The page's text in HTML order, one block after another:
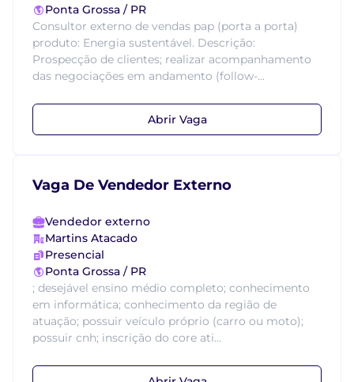
Ponta Grossa / PR
Consultor externo de vendas pap (porta a porta)
produto: Energia sustentável. Descrição:
Prospecção de clientes; realizar acompanhamento
das negociações em andamento (follow-...
Abrir Vaga
Vaga De Vendedor Externo
Vendedor externo
Martins Atacado
Presencial
Ponta Grossa / PR
; desejável ensino médio completo; conhecimento
em informática; conhecimento da região de
atuação; possuir veículo próprio (carro ou moto);
possuir cnh; inscrição do core ati...